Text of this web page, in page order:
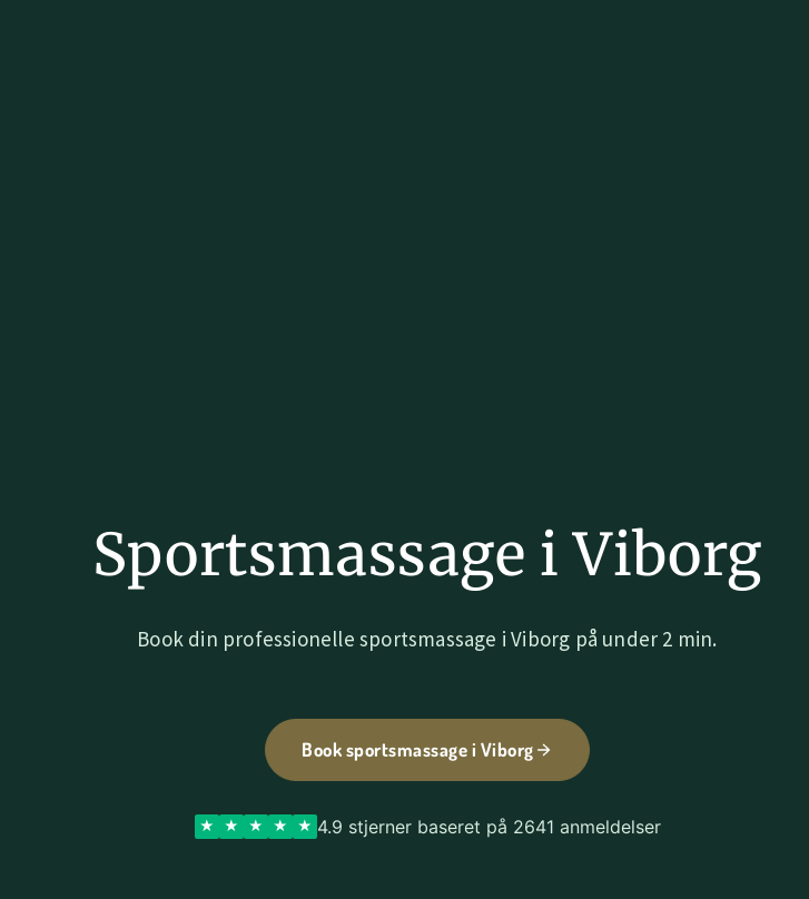
Sportsmassage i Viborg
Book din professionelle sportsmassage i Viborg på under 2 min.
Book sportsmassage i Viborg
4.9 stjerner baseret på 2641 anmeldelser